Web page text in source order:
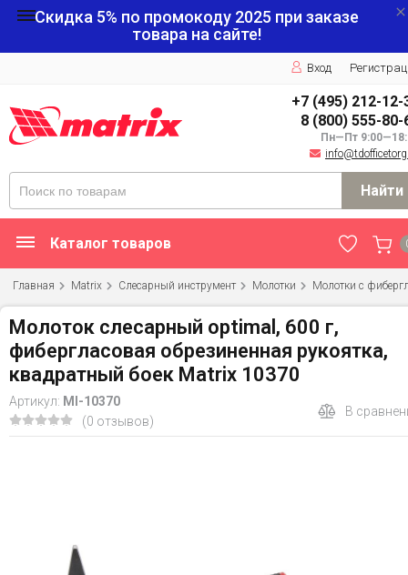
Скидка 5% по промокоду 2025 при заказе
товара на сайте!
Вход
+7 (495) 212-12-
8 (800) 555-80-
Пн—Пт
Найти
Каталог товаров
Главная Matrix Слесарный инструмент Молотки Молотки с
Молоток слесарный optimal, 600 г,
фибергласовая обрезиненная рукоятка,
квадратный боек Matrix 10370
Артикул: MI-10370
(0 отзывов)
В